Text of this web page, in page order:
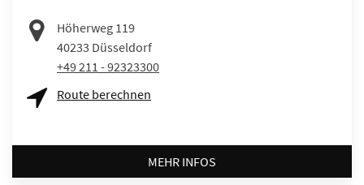
Höherweg 119
40233 Düsseldorf
+49 211 - 92323300
Route berechnen
MEHR INFOS